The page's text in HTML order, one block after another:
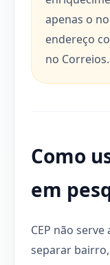
apenas o
endereço
no Correios.
Como
em
CEP não
separar